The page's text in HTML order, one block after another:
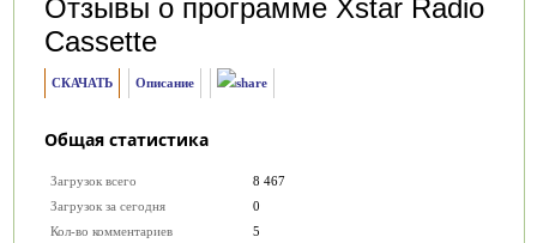
Отзывы о программе Xstar Radio
Cassette
СКАЧАТЬ Описание
Общая статистика
Загрузок всего
8 467
Загрузок за сегодня
0
Кол-во комментариев
5